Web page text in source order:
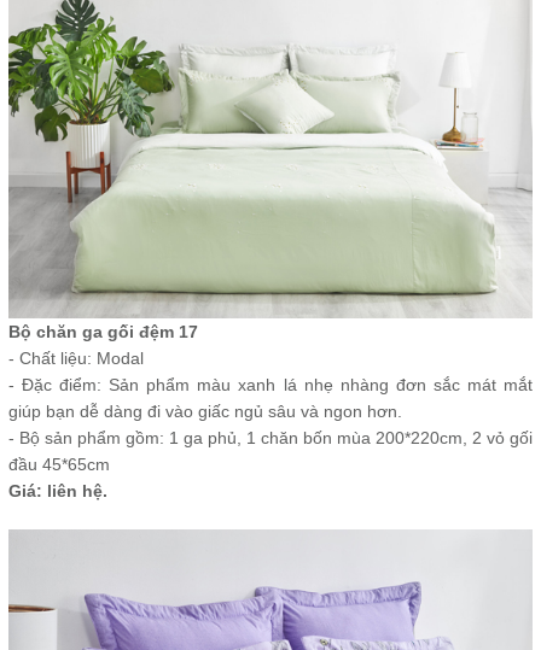
Bộ chăn ga gối đệm 17
- Chất liệu: Modal
- Đặc điểm: Sản phẩm màu xanh lá nhẹ nhàng đơn sắc mát mắt
giúp bạn dễ dàng đi vào giấc ngủ sâu và ngon hơn.
- Bộ sản phẩm gồm: 1 ga phủ, 1 chăn bốn mùa 200*220cm, 2 vỏ gối
đầu 45*65cm
Giá: liên hệ.